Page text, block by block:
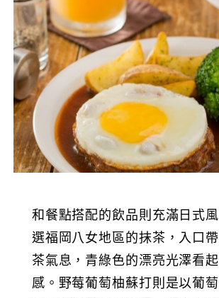
和餐點搭配的飲品則充滿日式
選福岡八女地區的抹茶，入口
茶氣息，青綠色的漂亮光澤看
感。野莓葡萄柚蘇打則是以葡